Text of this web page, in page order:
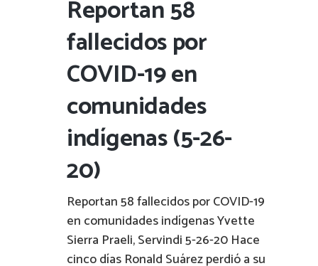
Reportan 58
fallecidos por
COVID-19 en
comunidades
indígenas (5-26-
20)
Reportan 58 fallecidos por COVID-19
en comunidades indígenas Yvette
Sierra Praeli, Servindi 5-26-20 Hace
cinco días Ronald Suárez perdió a su